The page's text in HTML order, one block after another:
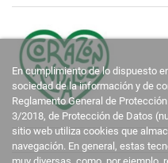
En cumplimiento de lo dispuesto
sociedad de la información y de
Reglamento General de
3/2018, de Protección de Datos
sitio web utiliza cookies que
navegación. En general, estas